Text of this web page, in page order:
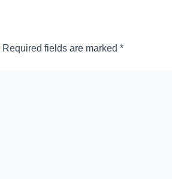
Required fields are marked *